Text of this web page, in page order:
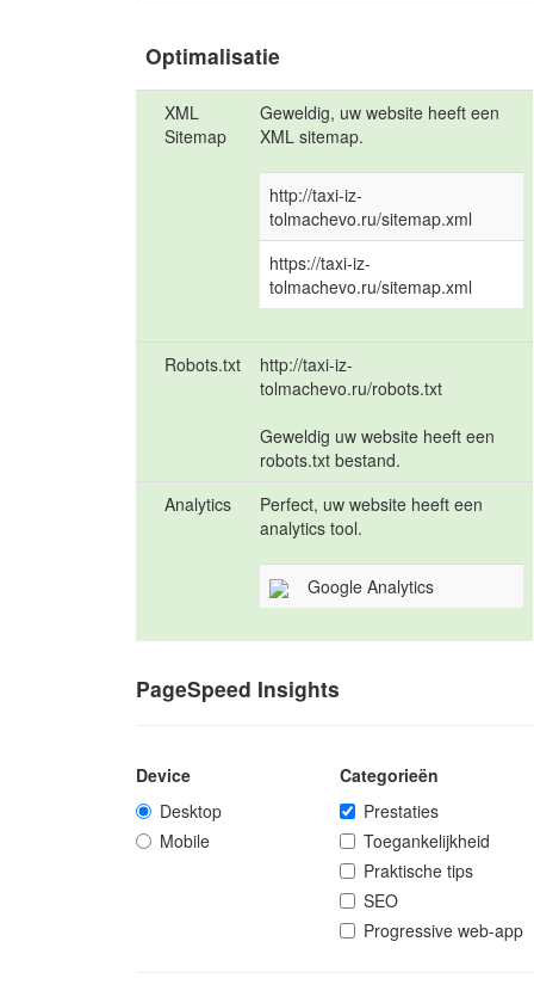
Optimalisatie
XML
Sitemap
Geweldig, uw website heeft een
XML sitemap.
http://taxi-iz-
tolmachevo.ru/sitemap.xml
https://taxi-iz-
tolmachevo.ru/sitemap.xml
Robots.txt
http://taxi-iz-
tolmachevo.ru/robots.txt
Geweldig uw website heeft een
robots.txt bestand.
Analytics
Perfect, uw website heeft een
analytics tool.
Google Analytics
PageSpeed Insights
Device
Desktop
Mobile
Categorieën
Prestaties
Toegankelijkheid
Praktische tips
SEO
Progressive web-app